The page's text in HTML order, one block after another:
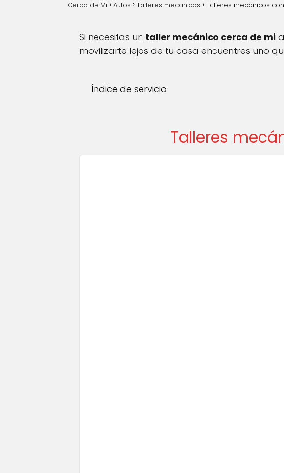
Cerca de Mi Autos Talleres mecanicos Talleres mecánicos
Si necesitas un taller mecánico cerca de mi
movilizarte lejos de tu casa encuentres uno
Índice de servicio
Talleres